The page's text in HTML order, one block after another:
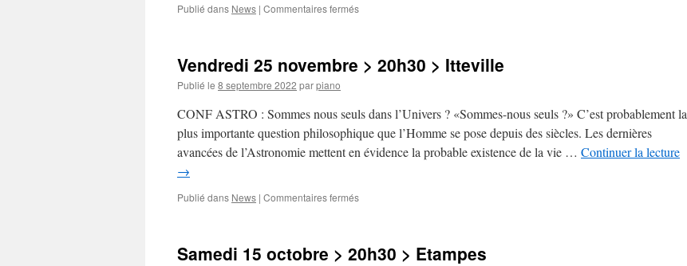
Publié dans News | Commentaires ferméssur
Lardy
Vendredi 25 novembre > 20h30 > Itteville
Publié le 8 septembre 2022 parpiano
CONF ASTRO : Sommes nous seuls dans l’Univers ? «Sommes-nous seuls ?» C’est probablement la
plus importante question philosophique que l’Homme se pose depuis des siècles. Les dernières
avancées de l’Astronomie mettent en évidence la probable existence de la vie … Continuer la lecture
→
Publié dans News | Commentaires ferméssur
>
Samedi 15 octobre > 20h30 > Etampes